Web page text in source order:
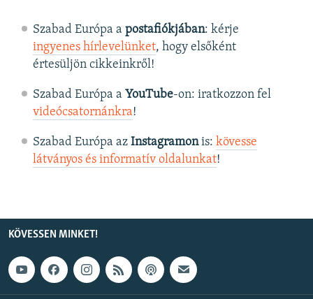
Szabad Európa a postafiókjában: kérje
ingyenes hírlevelünket, hogy elsőként
értesüljön cikkeinkről!
Szabad Európa a YouTube-on: iratkozzon fel
videócsatornánkra!
Szabad Európa az Instagramonis: kövesse
látványos és informatív oldalunkat! ​
KÖVESSEN MINKET!